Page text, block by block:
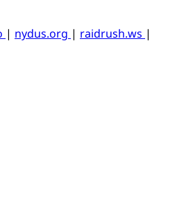
| nydus.org | raidrush.ws |